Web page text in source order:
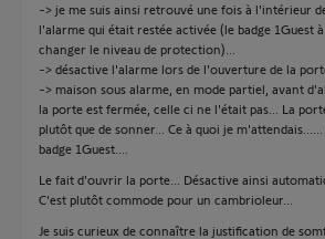
-> je me suis ainsi retrouvé une fois à l'intérieur
l'alarme qui était restée activée (le badge 1Guest
changer le niveau de protection)...
-> désactive l'alarme lors de l'ouverture de la
-> maison sous alarme, en mode partiel, avant
la porte est fermée, celle ci ne l'était pas... La
plutôt que de sonner... Ce à quoi je
badge 1Guest....
Le fait d'ouvrir la porte... Désactive ainsi
C'est plutôt commode pour un cambrioleur...
Je suis curieux de connaître la justification de